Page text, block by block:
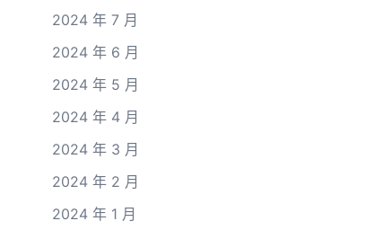
2024 年 7 月
2024 年 6 月
2024 年 5 月
2024 年 4 月
2024 年 3 月
2024 年 2 月
2024 年 1 月